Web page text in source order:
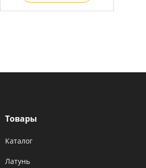
Товары
Каталог
Латунь